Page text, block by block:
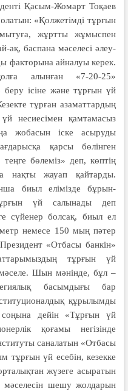
Қасым-Жомарт Тоқаев
«Қолжетімді тұрғын
жұрт­ты жұмыспен
ақ, баспана мәселесі әлеу­
фак­торына айналуы керек.
алынған «7-20-25»
беру ісіне және тұрғын үй
тұрған азаматтардың
несиесімен қамтамасыз
жобасын іске асыруды
қарсы бөлінген
бөлеміз» деп, көптің
нақты жауап қайтарды.
биыл елімізде бұрын-
үй салынады деп
сүйенер болсақ, биыл ел
немесе 150 мың пәтер
«Отбасы банкін»
тұрғын үй
Шын мәнінде, бұл –
басымдығы бар
құрылымды
дейін «Тұрғын үй
қоғамы негізінде
саналатын «Отбасы
тұрғын үй есебін, кезекке
жүзеге асыратын
мәселесін шешу жолдарын